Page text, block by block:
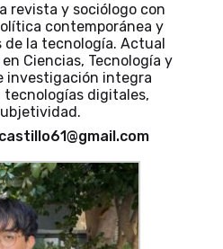
revista y sociólogo con
contemporánea y
la tecnología. Actual
Ciencias, Tecnología y
investigación integra
digitales,